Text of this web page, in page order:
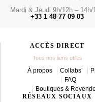
Mardi & Jeudi 9h/12h – 14h/
+33 1 48 77 09 03
ACCÈS DIRECT
Tous nos liens utiles
À propos Collabs’
FAQ
Boutiques &
RÉSEAUX SOCIAUX